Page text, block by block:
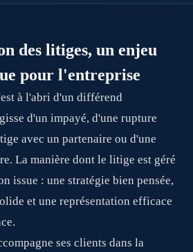
des litiges, un enjeu
pour l'entreprise
à l'abri d'un différend
d'un impayé, d'une rupture
avec un partenaire ou d'une
La manière dont le litige est géré
issue : une stratégie bien pensée,
et une représentation efficace
ses clients dans la